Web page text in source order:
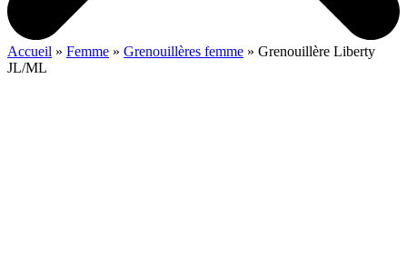
Accueil » Femme » Grenouillères femme » Grenouillère Liberty
JL/ML